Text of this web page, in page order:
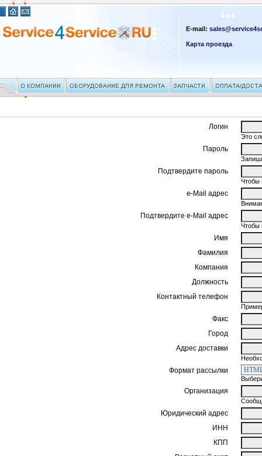
E-mail:
Карта проезда
Логин
Это
Пароль
Подтвердите пароль
Чтобы
e-Mail адрес
Подтвердите e-Mail адрес
Чтобы
Имя
Фамилия
Компания
Должность
Контактный телефон
Факс
Город
Адрес доставки
Формат рассылки
Организация
Юридический адрес
ИНН
КПП